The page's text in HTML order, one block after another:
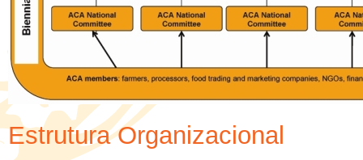
Estrutura Organizacional